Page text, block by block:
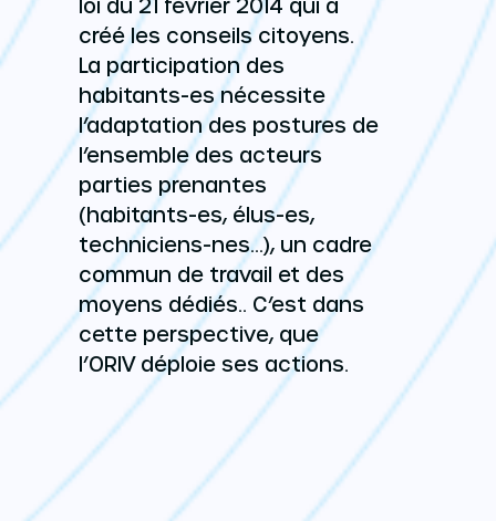
loi du 21 février 2014 qui a
créé les conseils citoyens.
La participation des
habitants-es nécessite
l’adaptation des postures de
l’ensemble des acteurs
parties prenantes
(habitants-es, élus-es,
techniciens-nes…), un cadre
commun de travail et des
moyens dédiés.. C’est dans
cette perspective, que
l’ORIV déploie ses actions.